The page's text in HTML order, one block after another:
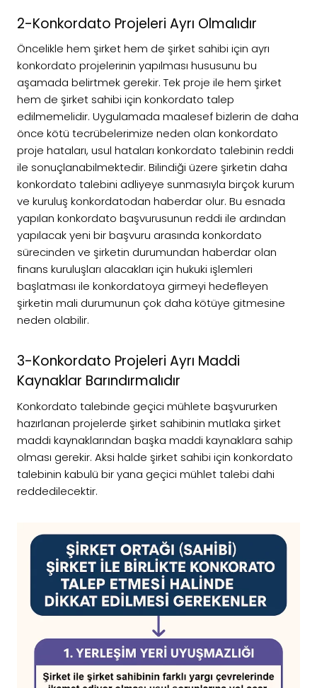
2-Konkordato Projeleri Ayrı Olmalıdır
Öncelikle hem şirket hem de şirket sahibi için ayrı
konkordato projelerinin yapılması hususunu bu
aşamada belirtmek gerekir. Tek proje ile hem şirket
hem de şirket sahibi için konkordato talep
edilmemelidir. Uygulamada maalesef bizlerin de daha
önce kötü tecrübelerimize neden olan konkordato
proje hataları, usul hataları konkordato talebinin reddi
ile sonuçlanabilmektedir. Bilindiği üzere şirketin daha
konkordato talebini adliyeye sunmasıyla birçok kurum
ve kuruluş konkordatodan haberdar olur. Bu esnada
yapılan konkordato başvurusunun reddi ile ardından
yapılacak yeni bir başvuru arasında konkordato
sürecinden ve şirketin durumundan haberdar olan
finans kuruluşları alacakları için hukuki işlemleri
başlatması ile konkordatoya girmeyi hedefleyen
şirketin mali durumunun çok daha kötüye gitmesine
neden olabilir.
3-Konkordato Projeleri Ayrı Maddi
Kaynaklar Barındırmalıdır
Konkordato talebinde geçici mühlete başvururken
hazırlanan projelerde şirket sahibinin mutlaka şirket
maddi kaynaklarından başka maddi kaynaklara sahip
olması gerekir. Aksi halde şirket sahibi için konkordato
talebinin kabulü bir yana geçici mühlet talebi dahi
reddedilecektir.